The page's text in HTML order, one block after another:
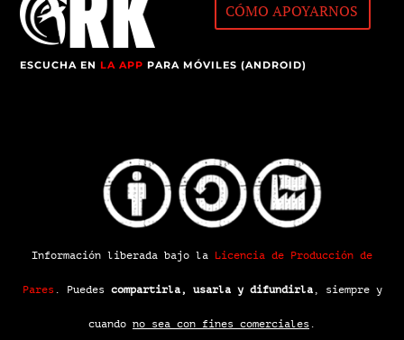
CÓMO APOYARNOS
ESCUCHA ENLA APP PARA MÓVILES (ANDROID)
Información liberada bajo la Licencia de Producción de
Pares. Puedes compartirla, usarla y difundirla, siempre y
cuando no sea con fines comerciales .